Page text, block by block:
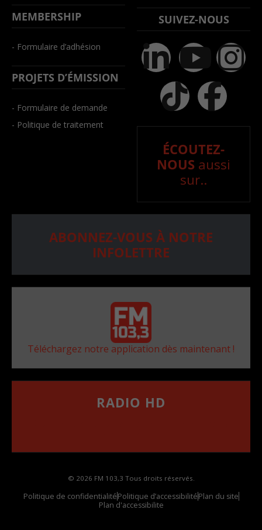
MEMBERSHIP
- Formulaire d’adhésion
PROJETS D’ÉMISSION
- Formulaire de demande
- Politique de traitement
SUIVEZ-NOUS
ÉCOUTEZ-
NOUS aussi
sur..
ABONNEZ-VOUS À NOTRE
INFOLETTRE
Téléchargez notre application dès maintenant !
RADIO HD
© 2026 FM 103,3 Tous droits réservés.
Politique de confidentialitéPolitique d’accessibilitéPlan du site
Plan d'accessibilite